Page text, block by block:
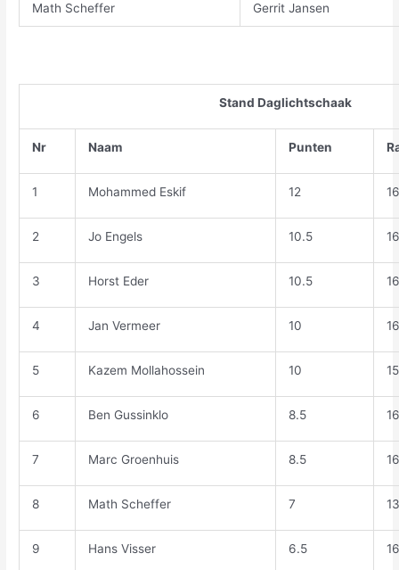
Math Scheffer Gerrit Jansen
Stand Daglichtschaak
Nr Naam Punten
1 Mohammed Eskif 12
2 Jo Engels 10.5
3 Horst Eder 10.5
4 Jan Vermeer 10
5 Kazem Mollahossein 10
6 Ben Gussinklo 8.5
7 Marc Groenhuis 8.5
8 Math Scheffer 7
9 Hans Visser 6.5